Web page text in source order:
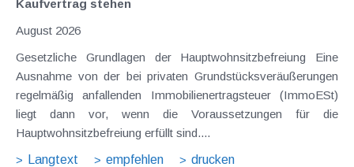
Kaufvertrag stehen
August 2026
Gesetzliche Grundlagen der Hauptwohnsitzbefreiung Eine
Ausnahme von der bei privaten Grundstücksveräußerungen
regelmäßig anfallenden Immobilienertragsteuer (ImmoESt)
liegt dann vor, wenn die Voraussetzungen für die
Hauptwohnsitzbefreiung erfüllt sind....
Langtext
empfehlen drucken